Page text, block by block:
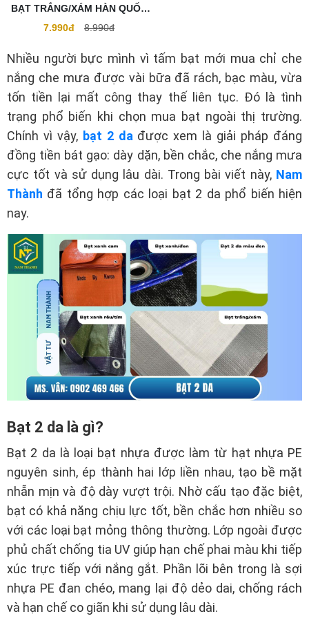
BẠT TRẮNG/XÁM HÀN QUỐC
GIÁ RẺ
7.990đ 8.990đ
Nhiều người bực mình vì tấm bạt mới mua chỉ che
nắng che mưa được vài bữa đã rách, bạc màu, vừa
tốn tiền lại mất công thay thế liên tục. Đó là tình
trạng phổ biến khi chọn mua bạt ngoài thị trường.
Chính vì vậy, bạt 2 da được xem là giải pháp đáng
đồng tiền bát gạo: dày dặn, bền chắc, che nắng mưa
cực tốt và sử dụng lâu dài. Trong bài viết này, Nam
Thành đã tổng hợp các loại bạt 2 da phổ biến hiện
nay.
Bạt 2 da là gì?
Bạt 2 da là loại bạt nhựa được làm từ hạt nhựa PE
nguyên sinh, ép thành hai lớp liền nhau, tạo bề mặt
nhẵn mịn và độ dày vượt trội. Nhờ cấu tạo đặc biệt,
bạt có khả năng chịu lực tốt, bền chắc hơn nhiều so
với các loại bạt mỏng thông thường. Lớp ngoài được
phủ chất chống tia UV giúp hạn chế phai màu khi tiếp
xúc trực tiếp với nắng gắt. Phần lõi bên trong là sợi
nhựa PE đan chéo, mang lại độ dẻo dai, chống rách
và hạn chế co giãn khi sử dụng lâu dài.